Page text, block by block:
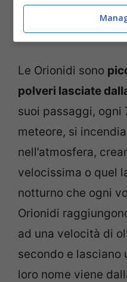
30 stelle cadenti
degli Astrofili
Le Orionidi sono
polveri lasciate
suoi passaggi, ogni
meteore, si
nell’atmosfera,
velocissima o quel
notturno che ogni
Orionidi
ad una velocità di
secondo e lasciano
loro nome viene